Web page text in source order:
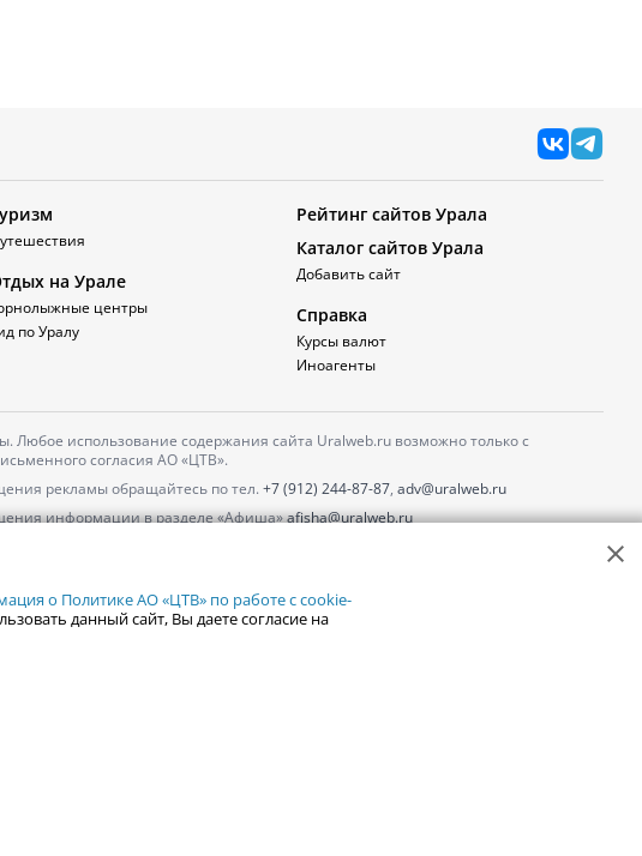
на Урале
центры
по Уралу
Рейтинг сайтов Урала
Каталог сайтов Урала
Добавить сайт
Справка
Курсы валют
Иноагенты
Любое использование содержания сайта Uralweb.ru возможно только с
согласия АО «ЦТВ».
рекламы обращайтесь по тел. +7 (912) 244-87-87, adv@uralweb.ru
информации в разделе «Афиша»afisha@uralweb.ru
о Политике АО «ЦТВ» по работе с cookie-
данный сайт, Вы даете согласие на